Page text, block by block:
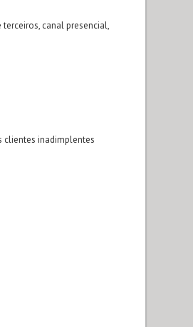
canal presencial,
clientes inadimplentes